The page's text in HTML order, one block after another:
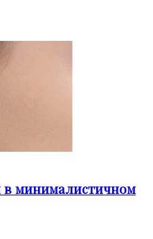
в минималистичном